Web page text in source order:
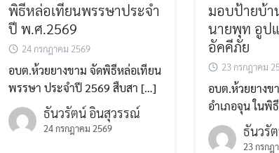
พิธีหล่อเทียนพรรษาประจำ
ปี พ.ศ.2569
24 กรกฎาคม 2569
อบต.ห้วยยางขาม จัดพิธีหล่อเทียน
พรรษา ประจำปี 2569 สืบสา […]
ธันวรัตน์ อินสุวรรณ์
24 กรกฎาคม 2569
มอบป้ายบ้า
นายพุท อูป
อัคคีภัย
23 กรกฎาคม
อบต.ห้วยยางข
อำเภอจุน ใน
ธันวรั
23 กรกฎ